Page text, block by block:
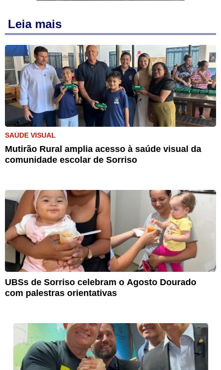
Leia mais
SAÚDE VISUAL
Mutirão Rural amplia acesso à saúde visual da
comunidade escolar de Sorriso
UBSs de Sorriso celebram o Agosto Dourado
com palestras orientativas